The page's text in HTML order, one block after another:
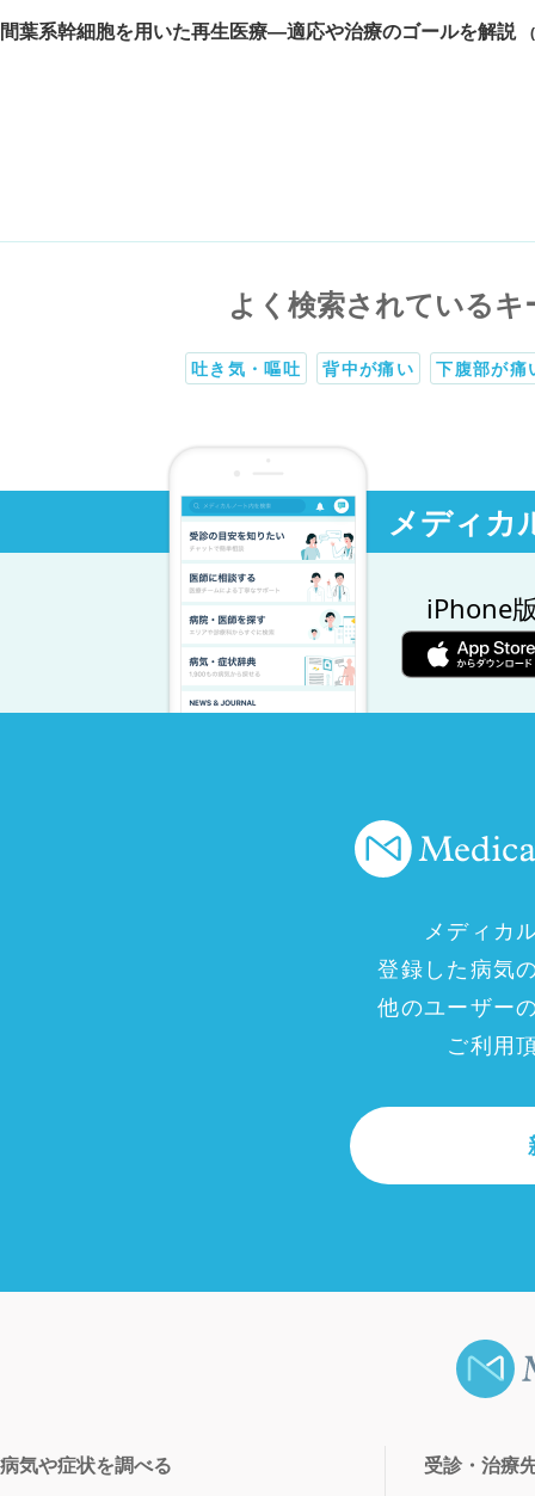
間葉系幹細胞を用いた再生医療―適応や治療のゴールを解説
よく検索されているキ
吐き気・嘔吐 背中が痛い 下腹部が痛
メディカ
iPhone
メディカ
登録した病気
他のユーザー
ご利用
病気や症状を調べる 受診・治療